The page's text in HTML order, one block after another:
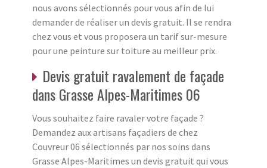
nous avons sélectionnés pour vous afin de lui
demander de réaliser un devis gratuit. Il se rendra
chez vous et vous proposera un tarif sur-mesure
pour une peinture sur toiture au meilleur prix.
Devis gratuit ravalement de façade
dans Grasse Alpes-Maritimes 06
Vous souhaitez faire ravaler votre façade ?
Demandez aux artisans façadiers de chez
Couvreur 06 sélectionnés par nos soins dans
Grasse Alpes-Maritimes un devis gratuit qui vous